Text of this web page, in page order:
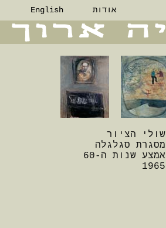
אודות English
שולי הציור
מסגרת סגלגלה
אמצע שנות ה-60
1965